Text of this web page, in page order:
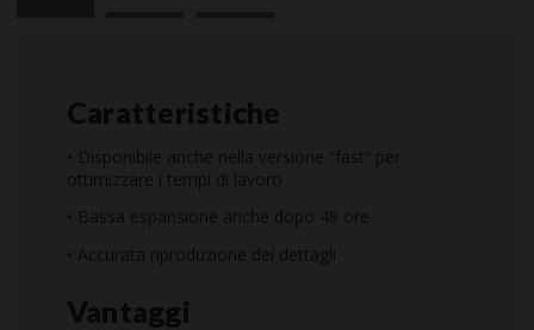
Caratteristiche
• Disponibile anche nella versione “fast” per
ottimizzare i tempi di lavoro
• Bassa espansione anche dopo 48 ore
• Accurata riproduzione dei dettagli
Vantaggi